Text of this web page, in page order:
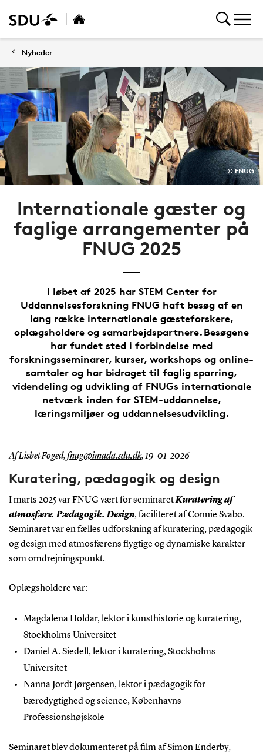
Nyheder
© FNUG
Internationale gæster og
faglige arrangementer på
FNUG 2025
I løbet af 2025 har STEM Center for
Uddannelsesforskning FNUG haft besøg af en
lang række internationale gæsteforskere,
oplægsholdere og samarbejdspartnere. Besøgene
har fundet sted i forbindelse med
forskningsseminarer, kurser, workshops og online-
samtaler og har bidraget til faglig sparring,
videndeling og udvikling af FNUGs internationale
netværk inden for STEM-uddannelse,
læringsmiljøer og uddannelsesudvikling.
Af Lisbet Foged,fnug@imada.sdu.dk,19-01-2026
Kuratering, pædagogik og design
I marts 2025 var FNUG vært for seminaretKuratering af
atmosfære. Pædagogik. Design, faciliteret af Connie Svabo.
Seminaret var en fælles udforskning af kuratering, pædagogik
og design med atmosfærens flygtige og dynamiske karakter
som omdrejningspunkt.
Oplægsholdere var:
Magdalena Holdar, lektor i kunsthistorie og kuratering,
Stockholms Universitet
Daniel A. Siedell, lektor i kuratering, Stockholms
Universitet
Nanna Jordt Jørgensen, lektor i pædagogik for
bæredygtighed og science, Københavns
Professionshøjskole
Seminaret blev dokumenteret på film af Simon Enderby,